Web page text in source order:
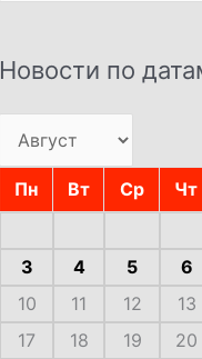
Новости по
Пн Вт Ср Чт
3
4 5 6
10
11 12 13
17
18 19 20